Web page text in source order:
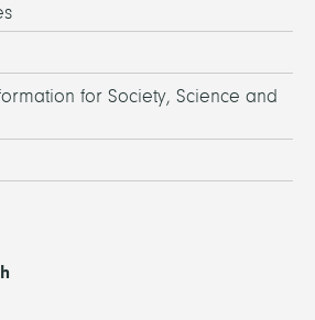
for Society, Science and